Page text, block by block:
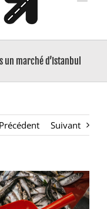
marché d’Istanbul
Précédent Suivant